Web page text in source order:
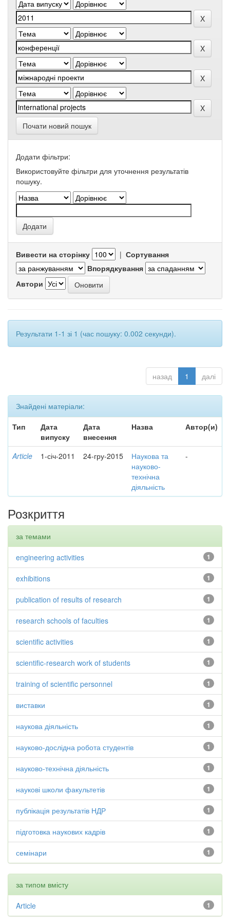
Почати новий пошук
Додати фільтри:
Використовуйте фільтри для уточнення результатів
пошуку.
Вивести на сторінку | Сортування
Впорядкування
Автори
Результати 1-1 зі 1 (час пошуку: 0.002 секунди).
назад 1 далі
Знайдені матеріали:
Тип
Дата
випуску
Дата
внесення
Назва Автор(и)
Article 1-січ-2011 24-гру-2015
Наукова та
науково-
технічна
діяльність
-
Розкриття
за темами
1
engineering activities
1
exhibitions
1
publication of results of research
1
research schools of faculties
1
scientific activities
1
scientific-research work of students
1
training of scientific personnel
1
виставки
1
наукова діяльність
1
науково-дослідна робота студентів
1
науково-технічна діяльність
1
наукові школи факультетів
1
публікація результатів НДР
1
підготовка наукових кадрів
1
семінари
за типом вмісту
1
Article